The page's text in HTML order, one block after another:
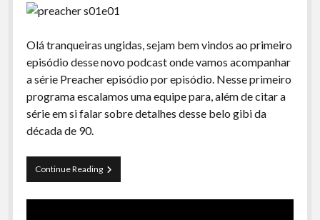
Olá tranqueiras ungidas, sejam bem vindos ao primeiro
episódio desse novo podcast onde vamos acompanhar
a série Preacher episódio por episódio. Nesse primeiro
programa escalamos uma equipe para, além de citar a
série em si falar sobre detalhes desse belo gibi da
década de 90.
Continue ReadingPregador
S01E01